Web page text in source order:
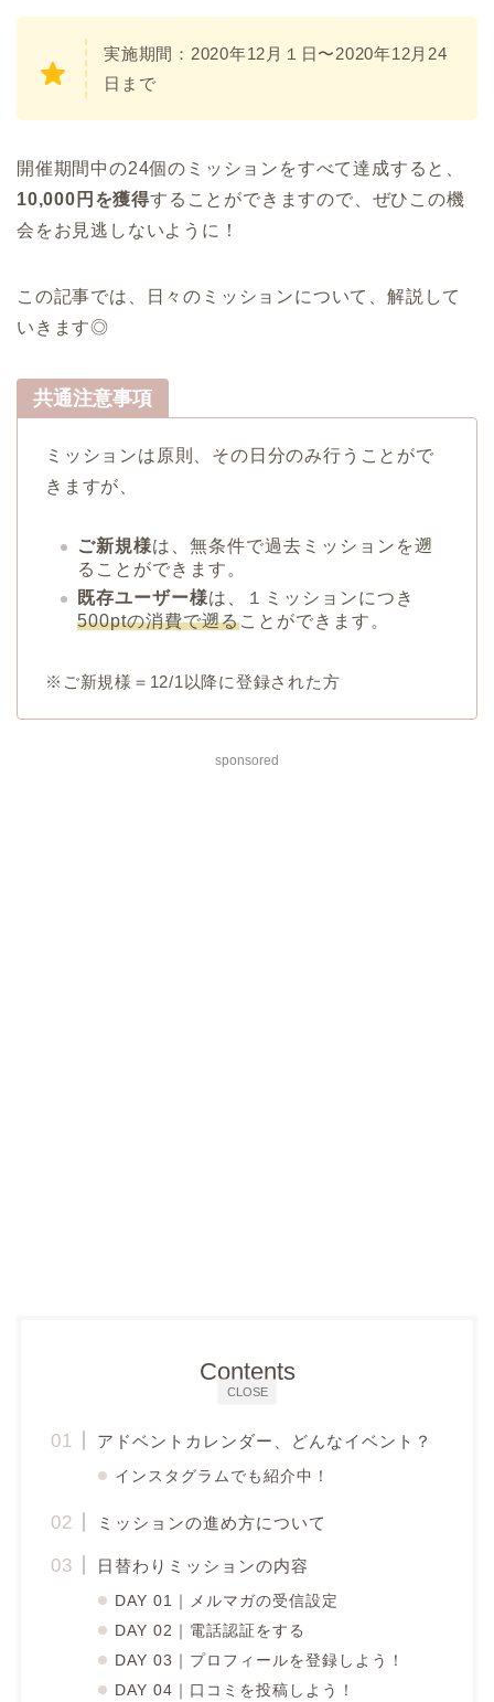
実施期間：2020年12月１日〜2020年12月24
日まで
開催期間中の24個のミッションをすべて達成すると、
10,000円 を獲得することができますので、ぜひこの機
会をお見逃しないように！
この記事では、日々のミッションについて、解説して
いきます◎
共通注意事項
ミッションは原則、その日分のみ行うことがで
きますが、
ご新規様は、無条件で過去ミッションを遡
ることができます。
既存ユーザー様は、１ミッションにつき
500ptの消費で遡ることができます。
※ご新規様＝12/1以降に登録された方
sponsored
CLOSE
Contents
アドベントカレンダー、どんなイベント？
インスタグラムでも紹介中！
ミッションの進め方について
日替わりミッションの内容
DAY 01｜メルマガの受信設定
DAY 02｜電話認証をする
DAY 03｜プロフィールを登録しよう！
DAY 04｜口コミを投稿しよう！